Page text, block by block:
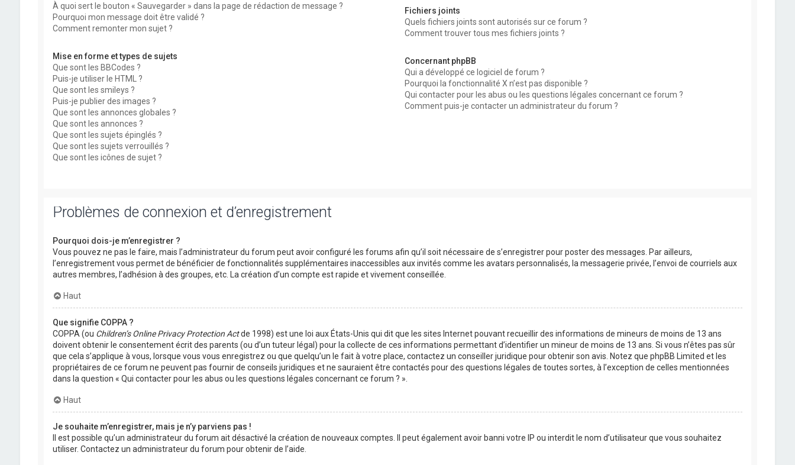
À quoi sert le bouton « Sauvegarder » dans la page de rédaction de message ?
Pourquoi mon message doit être validé ?
Comment remonter mon sujet ?
Mise en forme et types de sujets
Que sont les BBCodes ?
Puis-je utiliser le HTML ?
Que sont les smileys ?
Puis-je publier des images ?
Que sont les annonces globales ?
Que sont les annonces ?
Que sont les sujets épinglés ?
Que sont les sujets verrouillés ?
Que sont les icônes de sujet ?
Fichiers joints
Quels fichiers joints sont autorisés sur ce forum ?
Comment trouver tous mes fichiers joints ?
Concernant phpBB
Qui a développé ce logiciel de forum ?
Pourquoi la fonctionnalité X n’est pas disponible ?
Qui contacter pour les abus ou les questions légales concernant ce forum ?
Comment puis-je contacter un administrateur du forum ?
Problèmes de connexion et d’enregistrement
Pourquoi dois-je m’enregistrer ?
Vous pouvez ne pas le faire, mais l’administrateur du forum peut avoir configuré les forums afin qu’il soit nécessaire de s’enregistrer pour poster des messages. Par ailleurs,
l’enregistrement vous permet de bénéficier de fonctionnalités supplémentaires inaccessibles aux invités comme les avatars personnalisés, la messagerie privée, l’envoi de courriels aux
autres membres, l’adhésion à des groupes, etc. La création d’un compte est rapide et vivement conseillée.
Haut
Que signifie COPPA ?
COPPA (ou Children’s Online Privacy Protection Actde 1998) est une loi aux États-Unis qui dit que les sites Internet pouvant recueillir des informations de mineurs de moins de 13 ans
doivent obtenir le consentement écrit des parents (ou d’un tuteur légal) pour la collecte de ces informations permettant d’identifier un mineur de moins de 13 ans. Si vous n’êtes pas sûr
que cela s’applique à vous, lorsque vous vous enregistrez ou que quelqu’un le fait à votre place, contactez un conseiller juridique pour obtenir son avis. Notez que phpBB Limited et les
propriétaires de ce forum ne peuvent pas fournir de conseils juridiques et ne sauraient être contactés pour des questions légales de toutes sortes, à l’exception de celles mentionnées
dans la question « Qui contacter pour les abus ou les questions légales concernant ce forum ? ».
Haut
Je souhaite m’enregistrer, mais je n’y parviens pas !
Il est possible qu’un administrateur du forum ait désactivé la création de nouveaux comptes. Il peut également avoir banni votre IP ou interdit le nom d’utilisateur que vous souhaitez
utiliser. Contactez un administrateur du forum pour obtenir de l’aide.